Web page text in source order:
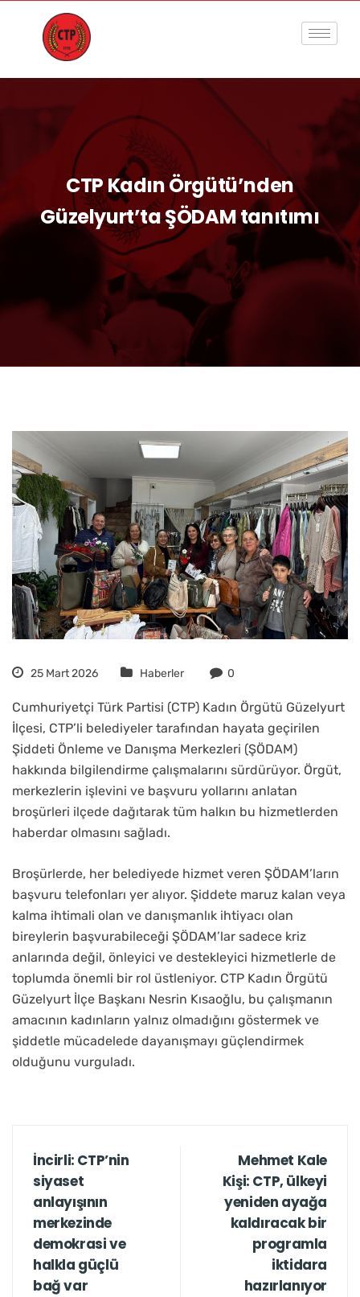
CTP Kadın Örgütü’nden
Güzelyurt’ta ŞÖDAM tanıtımı
25 Mart 2026 Haberler 0
Cumhuriyetçi Türk Partisi (CTP) Kadın Örgütü Güzelyurt
İlçesi, CTP’li belediyeler tarafından hayata geçirilen
Şiddeti Önleme ve Danışma Merkezleri (ŞÖDAM)
hakkında bilgilendirme çalışmalarını sürdürüyor. Örgüt,
merkezlerin işlevini ve başvuru yollarını anlatan
broşürleri ilçede dağıtarak tüm halkın bu hizmetlerden
haberdar olmasını sağladı.
Broşürlerde, her belediyede hizmet veren ŞÖDAM’ların
başvuru telefonları yer alıyor. Şiddete maruz kalan veya
kalma ihtimali olan ve danışmanlık ihtiyacı olan
bireylerin başvurabileceği ŞÖDAM’lar sadece kriz
anlarında değil, önleyici ve destekleyici hizmetlerle de
toplumda önemli bir rol üstleniyor. CTP Kadın Örgütü
Güzelyurt İlçe Başkanı Nesrin Kısaoğlu, bu çalışmanın
amacının kadınların yalnız olmadığını göstermek ve
şiddetle mücadelede dayanışmayı güçlendirmek
olduğunu vurguladı.
İncirli: CTP’nin
siyaset
anlayışının
merkezinde
demokrasi ve
halkla güçlü
bağ var
Mehmet Kale
Kişi: CTP, ülkeyi
yeniden ayağa
kaldıracak bir
programla
iktidara
hazırlanıyor